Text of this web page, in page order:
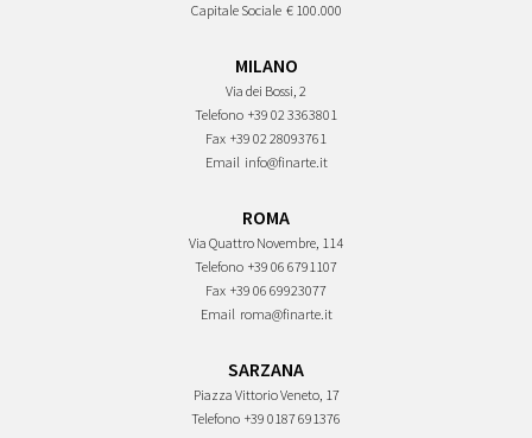
Capitale Sociale € 100.000
MILANO
Via dei Bossi, 2
Telefono +39 02 3363801
Fax +39 02 28093761
Email info@finarte.it
ROMA
Via Quattro Novembre, 114
Telefono +39 06 6791107
Fax +39 06 69923077
Email roma@finarte.it
SARZANA
Piazza Vittorio Veneto, 17
Telefono +39 0187 691376